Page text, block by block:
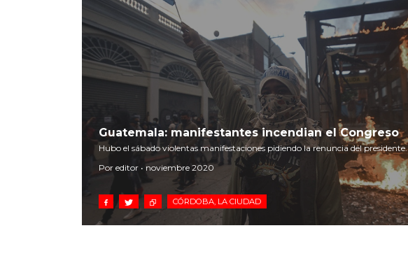
Guatemala: manifestantes incendian el Congreso
Hubo el sábado violentas manifestaciones pidiendo la renuncia del presidente.
Por editor • noviembre 2020
CÓRDOBA, LA CIUDAD